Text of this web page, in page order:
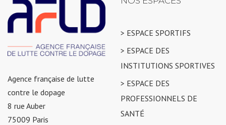
Agence française de lutte
contre le dopage
8 rue Auber
75009 Paris
> ESPACE SPORTIFS
> ESPACE DES
INSTITUTIONS SPORTIVES
> ESPACE DES
PROFESSIONNELS DE
SANTÉ